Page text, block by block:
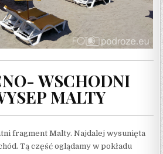
WSCHODNI
MALTY
fragment Malty. Najdalej wysunięta
Tą część oglądamy w pokładu